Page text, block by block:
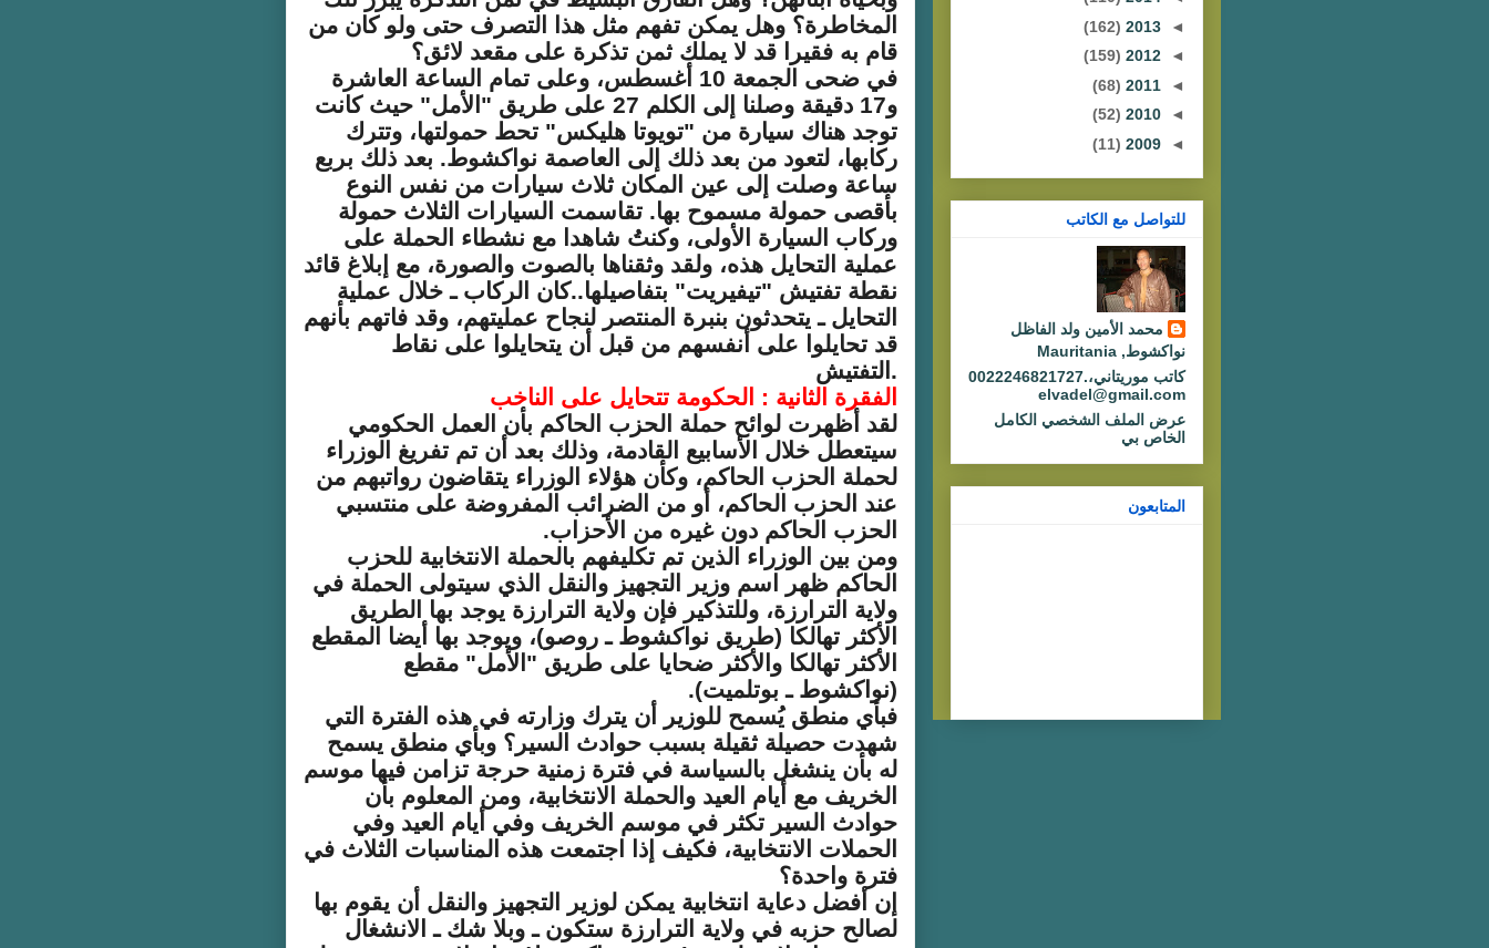
المخاطرة؟ وهل يمكن تفهم مثل هذا التصرف حتى ولو كان من
قام به فقيرا قد لا يملك ثمن تذكرة على مقعد لائق؟
في ضحى الجمعة 10 أغسطس، وعلى تمام الساعة العاشرة
و17 دقيقة وصلنا إلى الكلم 27 على طريق "الأمل" حيث كانت
توجد هناك سيارة من "تويوتا هليكس" تحط حمولتها، وتترك
ركابها، لتعود من بعد ذلك إلى العاصمة نواكشوط. بعد ذلك بربع
ساعة وصلت إلى عين المكان ثلاث سيارات من نفس النوع
بأقصى حمولة مسموح بها. تقاسمت السيارات الثلاث حمولة
وركاب السيارة الأولى، وكنتُ شاهدا مع نشطاء الحملة على
عملية التحايل هذه، ولقد وثقناها بالصوت والصورة، مع إبلاغ قائد
نقطة تفتيش "تيفيريت" بتفاصيلها..كان الركاب ـ خلال عملية
التحايل ـ يتحدثون بنبرة المنتصر لنجاح عمليتهم، وقد فاتهم بأنهم
قد تحايلوا على أنفسهم من قبل أن يتحايلوا على نقاط
التفتيش .
الفقرة الثانية : الحكومة تتحايل على الناخب
لقد أظهرت لوائح حملة الحزب الحاكم بأن العمل الحكومي
سيتعطل خلال الأسابيع القادمة، وذلك بعد أن تم تفريغ الوزراء
لحملة الحزب الحاكم، وكأن هؤلاء الوزراء يتقاضون رواتبهم من
عند الحزب الحاكم، أو من الضرائب المفروضة على منتسبي
الحزب الحاكم دون غيره من الأحزاب.
ومن بين الوزراء الذين تم تكليفهم بالحملة الانتخابية للحزب
الحاكم ظهر اسم وزير التجهيز والنقل الذي سيتولى الحملة في
ولاية الترارزة، وللتذكير فإن ولاية الترارزة يوجد بها الطريق
الأكثر تهالكا (طريق نواكشوط ـ روصو)، ويوجد بها أيضا المقطع
الأكثر تهالكا والأكثر ضحايا على طريق "الأمل" مقطع
(نواكشوط ـ بوتلميت).
فبأي منطق يُسمح للوزير أن يترك وزارته في هذه الفترة التي
شهدت حصيلة ثقيلة بسبب حوادث السير؟ وبأي منطق يسمح
له بأن ينشغل بالسياسة في فترة زمنية حرجة تزامن فيها موسم
الخريف مع أيام العيد والحملة الانتخابية، ومن المعلوم بأن
حوادث السير تكثر في موسم الخريف وفي أيام العيد وفي
الحملات الانتخابية، فكيف إذا اجتمعت هذه المناسبات الثلاث في
فترة واحدة؟
إن أفضل دعاية انتخابية يمكن لوزير التجهيز والنقل أن يقوم بها
لصالح حزبه في ولاية الترارزة ستكون ـ وبلا شك ـ الانشغال
◄
2013
(162)
◄
2012
(159)
◄
2011
(68)
◄
2010
(52)
◄
2009
(11)
للتواصل مع الكاتب
محمد الأمين ولد الفاظل
نواكشوط, Mauritania
كاتب موريتاني،.0022246821727
elvadel@gmail.com
عرض الملف الشخصي الكامل
الخاص بي
المتابعون